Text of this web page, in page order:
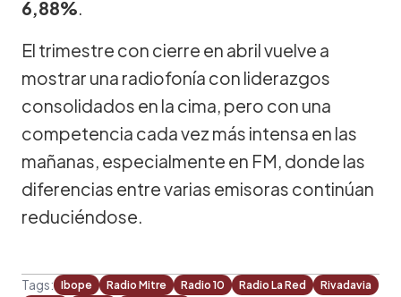
6,88%.
El trimestre con cierre en abril vuelve a
mostrar una radiofonía con liderazgos
consolidados en la cima, pero con una
competencia cada vez más intensa en las
mañanas, especialmente en FM, donde las
diferencias entre varias emisoras continúan
reduciéndose.
Tags: Ibope Radio Mitre Radio 10 Radio La Red
Rivadavia